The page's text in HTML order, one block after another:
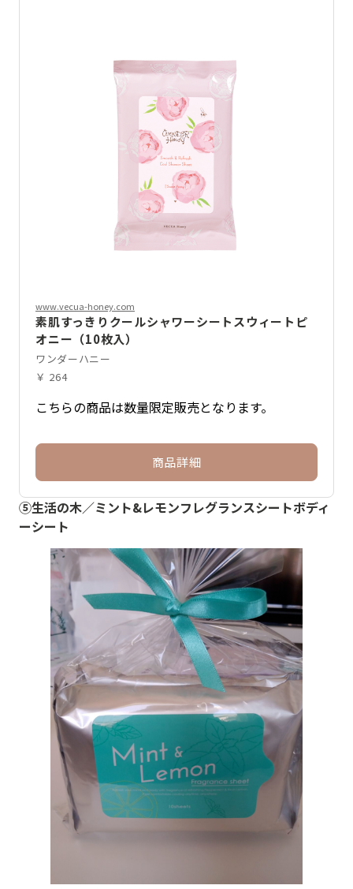
www.vecua-honey.com
素肌すっきりクールシャワーシートスウィートピ
オニー（10枚入）
ワンダーハニー
￥ 264
こちらの商品は数量限定販売となります。
商品詳細
⑤生活の木／ミント&レモンフレグランスシートボディ
ーシート